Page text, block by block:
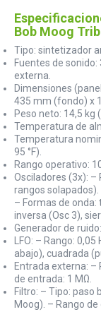
Bob Moog
Tipo: sintetizador
Fuentes de
externa.
Dimensiones
435 mm (fondo) x
Peso neto: 14,5 kg
Temperatura de
Temperatura
95 °F).
Rango operativo: 10
Osciladores (3x): –
rangos solapados).
– Formas de onda:
inversa (Osc 3),
Generador de
LFO: – Rango:
abajo), cuadrada
Entrada externa: –
de entrada: 1 MΩ.
Filtro: – Tipo: paso
Moog). – Rango